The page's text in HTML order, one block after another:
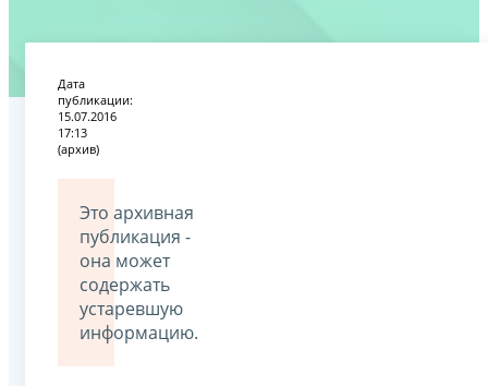
Дата
публикации:
15.07.2016
17:13
(архив)
Это архивная
публикация -
она может
содержать
устаревшую
информацию.